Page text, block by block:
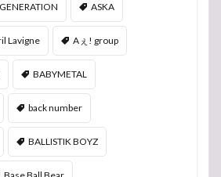
ASKA
Lavigne Aぇ! group
BABYMETAL
back number
BALLISTIK BOYZ